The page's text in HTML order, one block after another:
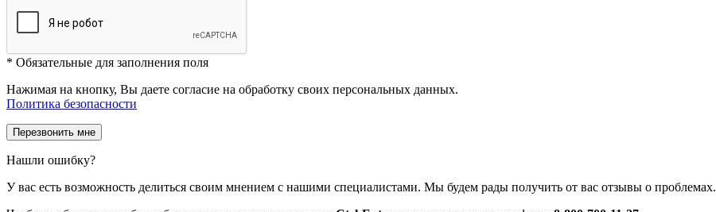
* Обязательные для заполнения поля
Нажимая на кнопку, Вы даете согласие на обработку своих персональных данных.
Политика безопасности
Нашли ошибку?
У вас есть возможность делиться своим мнением с нашими специалистами. Мы будем рады получить от вас отзывы о проблемах.